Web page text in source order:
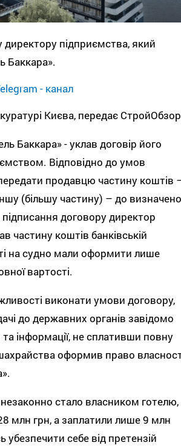
підприємства, який
Баккара».
- канал
Києва, передає
Баккара» - уклав договір його
Відповідно до умов
продавцю частину коштів
(більшу частину) – до
договору директор
частину коштів банківській
на судно мали оформити лише
вартості.
виконати умови договору,
до державних органів завідомо
інформації, не сплативши повну
оформив право
стало власником готелю,
млн грн, а заплатили лише 9 млн
себе від претензій